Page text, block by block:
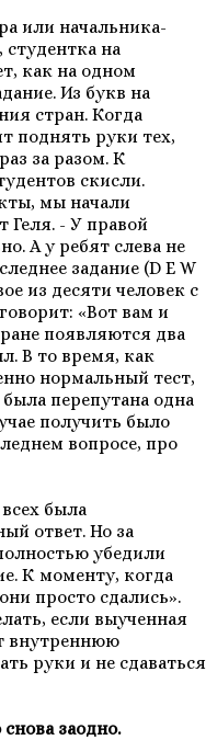
или начальника-
на
как на одном
Из букв на
стран. Когда
поднять руки тех,
за разом. К
скисли.
мы начали
Геля. - У правой
А у ребят слева не
задание (D E W
из десяти человек с
«Вот вам и
появляются два
В то время, как
нормальный тест,
перепутана одна
получить было
вопросе, про
была
ответ. Но за
убедили
К моменту, когда
просто сдались».
если выученная
внутреннюю
руки и не сдаваться
заодно.